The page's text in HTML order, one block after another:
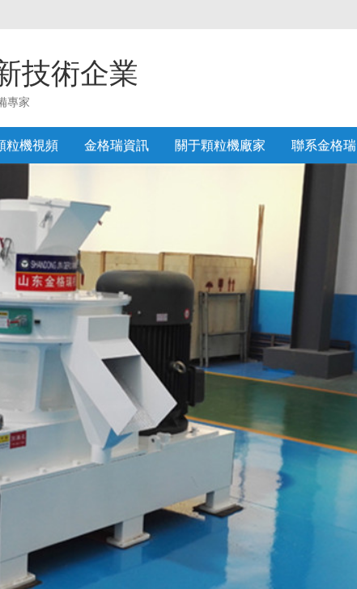
技術企業
專家
粒機視頻 金格瑞資訊 關于顆粒機廠家 聯系金格瑞